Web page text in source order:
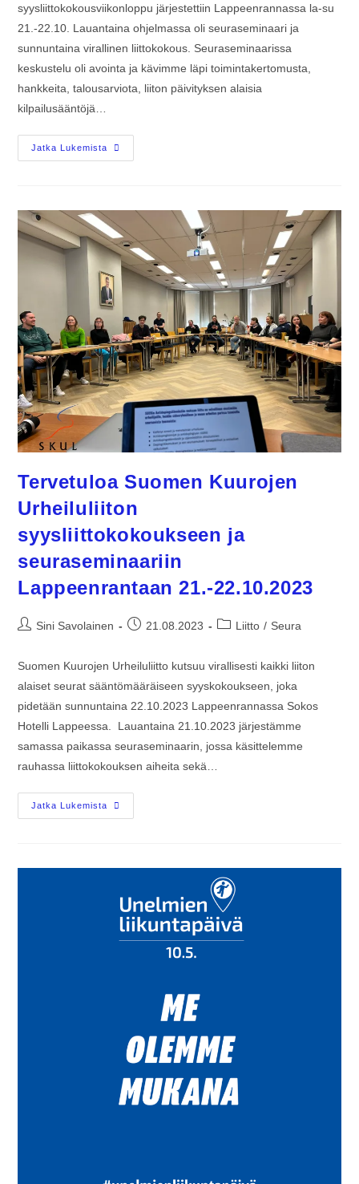
syysliittokokousviikonloppu järjestettiin Lappeenrannassa la-su
21.-22.10. Lauantaina ohjelmassa oli seuraseminaari ja
sunnuntaina virallinen liittokokous. Seuraseminaarissa
keskustelu oli avointa ja kävimme läpi toimintakertomusta,
hankkeita, talousarviota, liiton päivityksen alaisia
kilpailusääntöjä…
Jatka Lukemista
Tervetuloa Suomen Kuurojen
Urheiluliiton
syysliittokokoukseen ja
seuraseminaariin
Lappeenrantaan 21.-22.10.2023
Sini Savolainen 21.08.2023 Liitto / Seura
Suomen Kuurojen Urheiluliitto kutsuu virallisesti kaikki liiton
alaiset seurat sääntömääräiseen syyskokoukseen, joka
pidetään sunnuntaina 22.10.2023 Lappeenrannassa Sokos
Hotelli Lappeessa. Lauantaina 21.10.2023 järjestämme
samassa paikassa seuraseminaarin, jossa käsittelemme
rauhassa liittokokouksen aiheita sekä…
Jatka Lukemista